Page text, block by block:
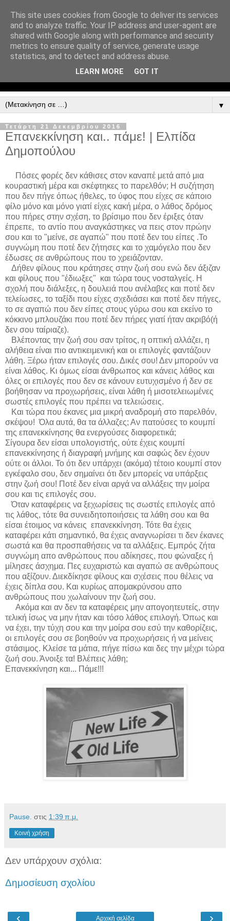
▼
Τετάρτη 21 Δεκεμβρίου 2016
Επανεκκίνηση και.. πάμε! | Ελπίδα
Δημοπούλου
Πόσες φορές δεν κάθισες στον καναπέ μετά από μια
κουραστική μέρα και σκέφτηκες το παρελθόν; Η συζήτηση
που δεν πήγε όπως ήθελες, το ύφος που είχες σε κάποιο
φίλο μόνο και μόνο γιατί είχες κακή μέρα, ο λάθος δρόμος
που πήρες στην σχέση, το βρίσιμο που δεν έριξες όταν
έπρεπε, το αντίο που αναγκάστηκες να πεις στον πρώην
σου και το "μείνε, σε αγαπώ" που ποτέ δεν του είπες .Το
συγνώμη που ποτέ δεν ζήτησες και το χαμόγελο που δεν
έδωσες σε ανθρώπους που το χρειάζονταν.
Δήθεν φίλους που κράτησες στην ζωή σου ενώ δεν άξιζαν
και φίλους που "έδιωξες" και τώρα τους νοσταλγείς. Η
σχολή που διάλεξες, η δουλειά που ανέλαβες και ποτέ δεν
τελείωσες, το ταξίδι που είχες σχεδιάσει και ποτέ δεν πήγες,
το σε αγαπώ που δεν είπες στους γύρω σου και εκείνο το
κόκκινο μπλουζάκι που ποτέ δεν πήρες γιατί ήταν ακριβό(ή
δεν σου ταίριαζε).
Βλέποντας την ζωή σου σαν τρίτος, η οπτική αλλάζει, η
αλήθεια είναι πιο αντικειμενική και οι επιλογές φαντάζουν
λάθη. Ξέρω ήταν επιλογές σου. Δικές σου! Δεν μπορούν να
είναι λάθος. Κι όμως είσαι άνθρωπος και κάνεις λάθος και
όλες οι επιλογές που δεν σε κάνουν ευτυχισμένο ή δεν σε
βοήθησαν να προχωρήσεις, είναι λάθη ή μισοτελειωμένες
σωστές επιλογές που πρέπει να τελειώσεις.
Και τώρα που έκανες μια μικρή αναδρομή στο παρελθόν,
σκέψου! Όλα αυτά, θα τα άλλαζες; Αν πατούσες το κουμπί
της επανεκκίνησης θα ενεργούσες διαφορετικά;
Σίγουρα δεν είσαι υπολογιστής, ούτε έχεις κουμπί
επανεκκίνησης ή διαγραφή μνήμης και σαφώς δεν έχουν
ούτε οι άλλοι. Το ότι δεν υπάρχει (ακόμα) τέτοιο κουμπί στον
εγκέφαλο σου, δεν σημαίνει ότι δεν μπορείς να υπάρξεις
στην ζωή σου! Ποτέ δεν είναι αργά να αλλάξεις την μοίρα
σου και τις επιλογές σου.
Όταν καταφέρεις να ξεχωρίσεις τις σωστές επιλογές από
τις λάθος, τότε θα συνειδητοποιήσεις τα λάθη σου και θα
είσαι έτοιμος να κάνεις επανεκκίνηση. Τότε θα έχεις
καταφέρει κάτι σημαντικό, θα έχεις αναγνωρίσει τι δεν έκανες
σωστά και θα προσπαθήσεις να τα αλλάξεις. Εμπρός ζήτα
συγνώμη απο ανθρώπους που αδίκησες, που φώναξες ή
μίλησες άσχημα. Πες ευχαριστώ και αγαπώ σε ανθρώπους
που αξίζουν. Διεκδίκησε φίλους και σχέσεις που θέλεις να
έχεις δίπλα σου. Και κυρίως απομακρύνσου απο
ανθρώπους που χωλαίνουν την ζωή σου.
Ακόμα και αν δεν τα καταφέρεις μην απογοητευτείς, στην
τελική ίσως να μην ήταν και τόσο λάθος επιλογή. Όπως και
να έχει, την τύχη σου και την μοίρα σου εσύ την καθορίζεις,
οι επιλογές σου σε βοηθούν να προχωρήσεις ή να μείνεις
στάσιμος. Κλείσε τα μάτια, πήγε πίσω και δες την μέχρι τώρα
ζωή σου. Άνοιξε τα! Βλέπεις λάθη;
Επανεκκίνηση και... Πάμε!!!
Pause. στις 1:39 π.μ.
Κοινή χρήση
Δεν υπάρχουν σχόλια:
Δημοσίευση σχολίου
‹ ›
Αρχική σελίδα
This site uses cookies from Google to deliver its services
and to analyze traffic. Your IP address and user-agent are
shared with Google along with performance and security
metrics to ensure quality of service, generate usage
statistics, and to detect and address abuse.
LEARN MORE GOT IT